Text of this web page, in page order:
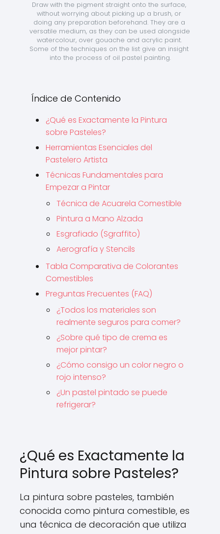
Draw with the pigment straight onto the surface,
without worrying about picking up a brush, or
doing any preparation beforehand. They are a
versatile medium, as they can be used alongside
watercolour, over gouache and acrylic paint.
Some of the techniques on the list give an insight
into the process of oil pastel painting.
Índice de Contenido
¿Qué es Exactamente la Pintura
sobre Pasteles?
Herramientas Esenciales del
Pastelero Artista
Técnicas Fundamentales para
Empezar a Pintar
Técnica de Acuarela Comestible
Pintura a Mano Alzada
Esgrafiado (Sgraffito)
Aerografía y Stencils
Tabla Comparativa de Colorantes
Comestibles
Preguntas Frecuentes (FAQ)
¿Todos los materiales son
realmente seguros para comer?
¿Sobre qué tipo de crema es
mejor pintar?
¿Cómo consigo un color negro o
rojo intenso?
¿Un pastel pintado se puede
refrigerar?
¿Qué es Exactamente la
Pintura sobre Pasteles?
La pintura sobre pasteles, también
conocida como pintura comestible, es
una técnica de decoración que utiliza